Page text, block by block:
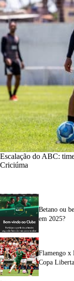
Escalação do ABC:
Criciúma
Betano ou
em 2025?
Flamengo x
Copa